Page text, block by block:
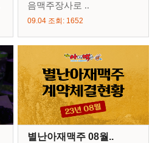
음맥주장사로 ..
09.04 조회: 1652
별난아재맥주 08월..